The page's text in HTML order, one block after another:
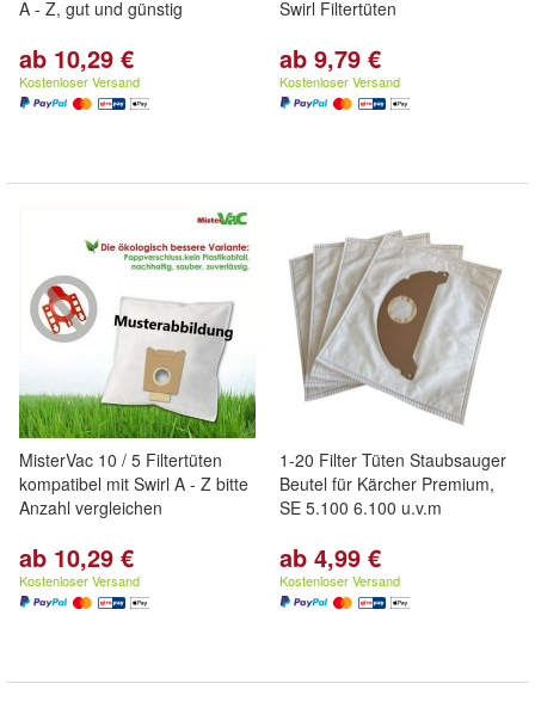
A - Z, gut und günstig
ab 10,29 €
Kostenloser Versand
Swirl Filtertüten
ab 9,79 €
Kostenloser Versand
MisterVac 10 / 5 Filtertüten
kompatibel mit Swirl A - Z bitte
Anzahl vergleichen
ab 10,29 €
Kostenloser Versand
1-20 Filter Tüten Staubsauger
Beutel für Kärcher Premium,
SE 5.100 6.100 u.v.m
ab 4,99 €
Kostenloser Versand